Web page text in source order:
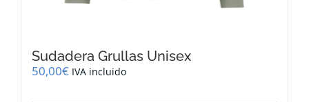
Sudadera Grullas Unisex
50,00€ IVA incluido